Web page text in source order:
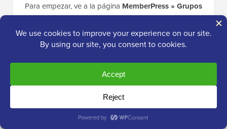
Para empezar, ve a la página MemberPress » Grupos